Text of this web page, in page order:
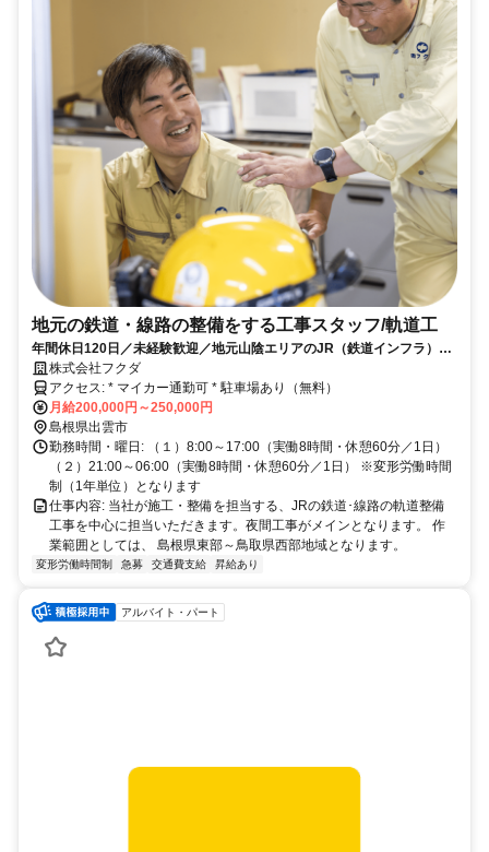
地元の鉄道・線路の整備をする工事スタッフ/軌道工
年間休日120日／未経験歓迎／地元山陰エリアのJR（鉄道インフラ）を
支える仕事
株式会社フクダ
アクセス: * マイカー通勤可 * 駐車場あり（無料）
月給200,000円～250,000円
島根県出雲市
勤務時間・曜日: （１）8:00～17:00（実働8時間・休憩60分／1日）
（２）21:00～06:00（実働8時間・休憩60分／1日） ※変形労働時間
制（1年単位）となります
仕事内容: 当社が施工・整備を担当する、JRの鉄道･線路の軌道整備
工事を中心に担当いただきます。夜間工事がメインとなります。 作
業範囲としては、 島根県東部～鳥取県西部地域となります。
変形労働時間制 急募 交通費支給 昇給あり
アルバイト・パート